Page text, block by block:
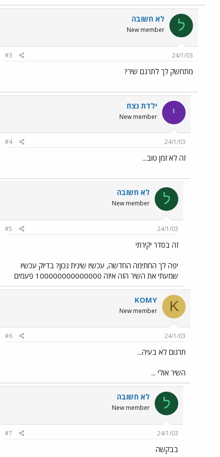
ל לא חשובה
New member
24/1/03
#3
מתחשק לך לתרגם שיר?
י ילדת נצח
New member
24/1/03
#4
זה לא זמן טוב...
ל לא חשובה
New member
24/1/03
#5
זה בסדר יקירתי
יפה לך החתימה החדשה, עכשיו שינית נכון? בדיוק עכשיו
שמעתי את השיר הזה איזה 100000000000000 פעמים
K
KOMY
New member
24/1/03
#6
תרגום לא בעיה...
השיר אולי ...
ל לא חשובה
New member
24/1/03
#7
בבקשה